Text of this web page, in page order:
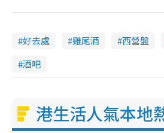
好去處 雞尾酒 西營盤
酒吧
港生活人氣本地